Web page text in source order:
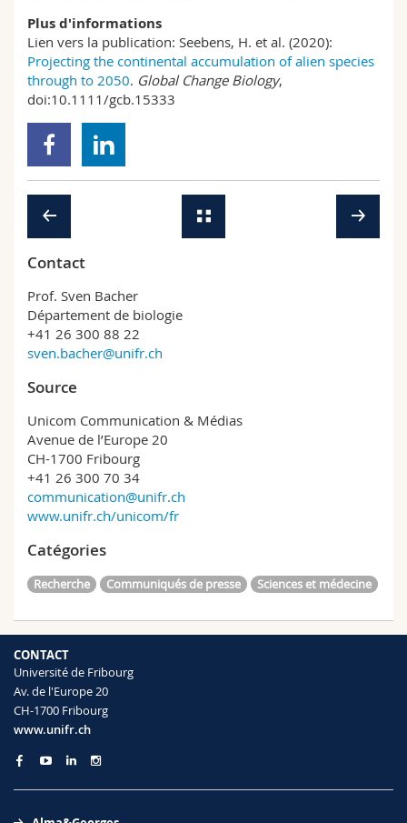
Plus d'informations
Lien vers la publication: Seebens, H. et al. (2020):
Projecting the continental accumulation of alien species
through to 2050. Global Change Biology,
doi:10.1111/gcb.15333
Contact
Prof. Sven Bacher
Département de biologie
+41 26 300 88 22
sven.bacher@unifr.ch
Source
Unicom Communication & Médias
Avenue de l’Europe 20
CH-1700 Fribourg
+41 26 300 70 34
communication@unifr.ch
www.unifr.ch/unicom/fr
Catégories
Recherche Communiqués de presse Sciences et médecine
CONTACT
Université de Fribourg
Av. de l'Europe 20
CH-1700 Fribourg
www.unifr.ch